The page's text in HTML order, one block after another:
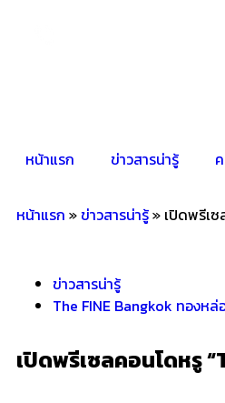
หน้าแรก ข่าวสารน่ารู้
หน้าแรก »ข่าวสารน่ารู้» เปิดพรีเ
ข่าวสารน่ารู้
The FINE Bangkok ทองหล่
เปิดพรีเซลคอนโดหรู